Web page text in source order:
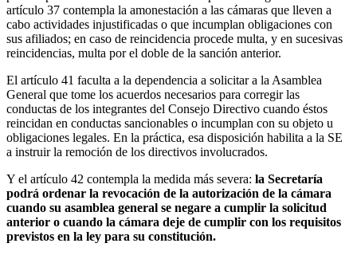
artículo 37 contempla la amonestación a las cámaras que lleven a
cabo actividades injustificadas o que incumplan obligaciones con
sus afiliados; en caso de reincidencia procede multa, y en sucesivas
reincidencias, multa por el doble de la sanción anterior.
El artículo 41 faculta a la dependencia a solicitar a la Asamblea
General que tome los acuerdos necesarios para corregir las
conductas de los integrantes del Consejo Directivo cuando éstos
reincidan en conductas sancionables o incumplan con su objeto u
obligaciones legales. En la práctica, esa disposición habilita a la SE
a instruir la remoción de los directivos involucrados.
Y el artículo 42 contempla la medida más severa: la Secretaría
podrá ordenar la revocación de la autorización de la cámara
cuando su asamblea general se negare a cumplir la solicitud
anterior o cuando la cámara deje de cumplir con los requisitos
previstos en la ley para su constitución.